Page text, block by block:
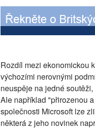
Rozdíl mezi ekonomickou
výchozími nerovnými
neuspěje na jedné
Ale například "přirozenou
společnosti Microsoft lze
některá z jeho novinek